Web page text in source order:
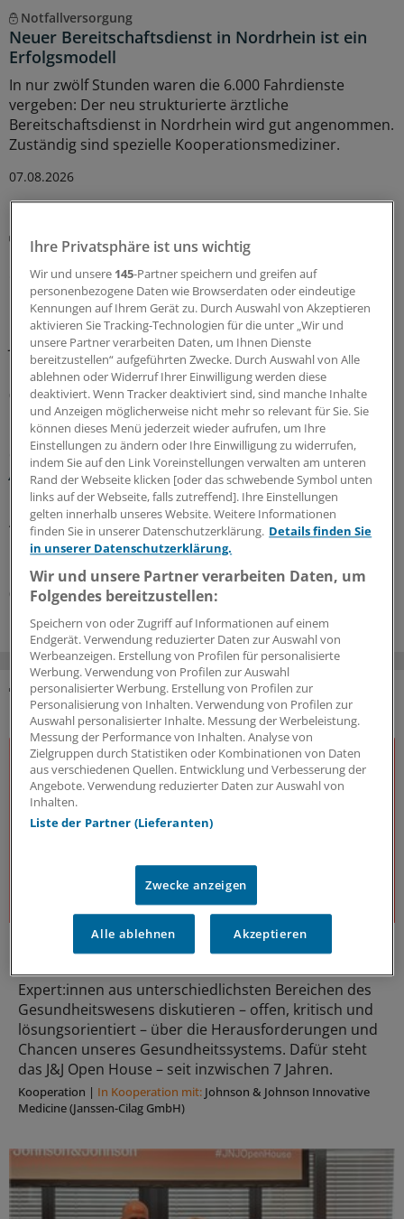
Notfallversorgung
Neuer Bereitschaftsdienst in Nordrhein ist ein
Erfolgsmodell
In nur zwölf Stunden waren die 6.000 Fahrdienste
vergeben: Der neu strukturierte ärztliche
Bereitschaftsdienst in Nordrhein wird gut angenommen.
Zuständig sind spezielle Kooperationsmediziner.
07.08.2026
Abrechnung
KV Rheinland-Pfalz rät prophylaktisch weiterhin
ePA-Befüllung abzurechnen
Honorar für ePA-Befüllung ist seit August Geschichte.
Nicht so bei den Zahnärzten, die dürfen noch bis
Jahresende. Das wollen KBV und KVen auch erreichen.
Doch hier gilt: Nur wer schreibt, der bleibt!
07.08.2026
Glosse
Ärztlicher Hitzehass
Es gibt viele Gründe, den Sommer toll zu finden – für
Ärzte kann die warme Jahreszeit aber anstrengend sein:
Manchmal liegt es an Patienten, manchmal an Kollegen...
Einblicke in nervige Jahresseiten.
07.08.2026
DAS KÖNNTE SIE AUCH INTERESSIEREN
J&J Open House
Der Gesundheitsdialog
Expert:innen aus unterschiedlichsten Bereichen des
Gesundheitswesens diskutieren – offen, kritisch und
lösungsorientiert – über die Herausforderungen und
Chancen unseres Gesundheitssystems. Dafür steht
das J&J Open House – seit inzwischen 7 Jahren.
Kooperation | In Kooperation mit: Johnson & Johnson Innovative
Medicine (Janssen-Cilag GmbH)
Ihre Privatsphäre ist uns wichtig
Wir und unsere 145-Partner speichern und greifen auf
personenbezogene Daten wie Browserdaten oder eindeutige
Kennungen auf Ihrem Gerät zu. Durch Auswahl von Akzeptieren
aktivieren Sie Tracking-Technologien für die unter „Wir und
unsere Partner verarbeiten Daten, um Ihnen Dienste
bereitzustellen“ aufgeführten Zwecke. Durch Auswahl von Alle
ablehnen oder Widerruf Ihrer Einwilligung werden diese
deaktiviert. Wenn Tracker deaktiviert sind, sind manche Inhalte
und Anzeigen möglicherweise nicht mehr so relevant für Sie. Sie
können dieses Menü jederzeit wieder aufrufen, um Ihre
Einstellungen zu ändern oder Ihre Einwilligung zu widerrufen,
indem Sie auf den Link Voreinstellungen verwalten am unteren
Rand der Webseite klicken [oder das schwebende Symbol unten
links auf der Webseite, falls zutreffend]. Ihre Einstellungen
gelten innerhalb unseres Website. Weitere Informationen
finden Sie in unserer Datenschutzerklärung. Details finden Sie
in unserer Datenschutzerklärung.
Wir und unsere Partner verarbeiten Daten, um
Folgendes bereitzustellen:
Speichern von oder Zugriff auf Informationen auf einem
Endgerät. Verwendung reduzierter Daten zur Auswahl von
Werbeanzeigen. Erstellung von Profilen für personalisierte
Werbung. Verwendung von Profilen zur Auswahl
personalisierter Werbung. Erstellung von Profilen zur
Personalisierung von Inhalten. Verwendung von Profilen zur
Auswahl personalisierter Inhalte. Messung der Werbeleistung.
Messung der Performance von Inhalten. Analyse von
Zielgruppen durch Statistiken oder Kombinationen von Daten
aus verschiedenen Quellen. Entwicklung und Verbesserung der
Angebote. Verwendung reduzierter Daten zur Auswahl von
Inhalten.
Liste der Partner (Lieferanten)
Zwecke anzeigen
Alle ablehnen Akzeptieren